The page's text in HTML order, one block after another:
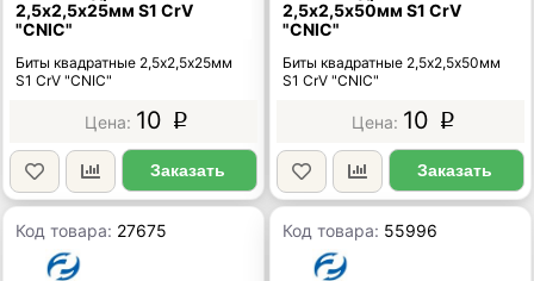
2,5х2,5х25мм S1 CrV
"CNIC"
Биты квадратные 2,5х2,5х25мм
S1 CrV "CNIC"
10 p
Заказать
2,5х2,5х50мм S1 CrV
"CNIC"
Биты квадратные 2,5х2,5х50мм
S1 CrV "CNIC"
10 p
Заказать
Код товара: 27675 Код товара: 55996